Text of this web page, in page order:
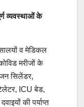
व्यवस्थाओं के
व मेडिकल
मरीजों के
सिलेंडर,
ICU बेड,
की पर्याप्त